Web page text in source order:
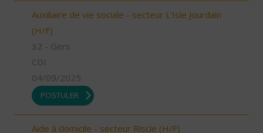
Auxiliaire de vie sociale - secteur L'Isle Jourdain
(H/F)
32 - Gers
CDI
04/09/2025
POSTULER
Aide à domicile - secteur Riscle (H/F)